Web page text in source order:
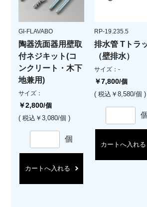
GI-FLAVABO
陶器洗面器用壁取
付ネジキット(コ
ンクリート・木下
地兼用)
サイズ：
￥2,800/個
( 税込￥3,080/個 )
個
カートへ入れる
RP-19.235.5
排水管 Tトラ
（壁排水）
サイズ：-
￥7,800/個
( 税込￥8,580/個 )
カートへ入れる